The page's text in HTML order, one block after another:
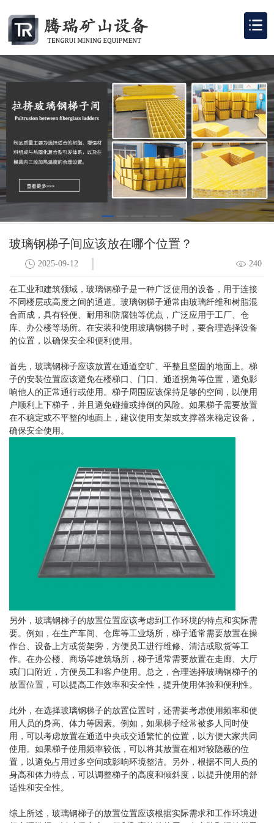
玻璃钢梯子间应该放在哪个位置？
240
2025-09-12
在工业和建筑领域，玻璃钢梯子是一种广泛使用的设备，用于连接
不同楼层或高度之间的通道。玻璃钢梯子通常由玻璃纤维和树脂混
合而成，具有轻便、耐用和防腐蚀等优点，广泛应用于工厂、仓
库、办公楼等场所。在安装和使用玻璃钢梯子时，要合理选择设备
的位置，以确保安全和便利使用。
首先，玻璃钢梯子应该放置在通道空旷、平整且坚固的地面上。梯
子的安装位置应该避免在楼梯口、门口、通道拐角等位置，避免影
响他人的正常通行或使用。梯子周围应该保持足够的空间，以便用
户顺利上下梯子，并且避免碰撞或摔倒的风险。如果梯子需要放置
在不稳定或不平整的地面上，建议使用支架或支撑器来稳定设备，
确保安全使用。
另外，玻璃钢梯子的放置位置应该考虑到工作环境的特点和实际需
要。例如，在生产车间、仓库等工业场所，梯子通常需要放置在操
作台、设备上方或货架旁，方便员工进行维修、清洁或取货等工
作。在办公楼、商场等建筑场所，梯子通常需要放置在走廊、大厅
或门口附近，方便员工和客户使用。总之，合理选择玻璃钢梯子的
放置位置，可以提高工作效率和安全性，提升使用体验和便利性。
此外，在选择玻璃钢梯子的放置位置时，还需要考虑使用频率和使
用人员的身高、体力等因素。例如，如果梯子经常被多人同时使
用，可以考虑放置在通道中央或交通繁忙的位置，以方便大家共同
使用。如果梯子使用频率较低，可以将其放置在相对较隐蔽的位
置，以避免占用过多空间或影响环境整洁。另外，根据不同人员的
身高和体力特点，可以调整梯子的高度和倾斜度，以提升使用的舒
适性和安全性。
综上所述，玻璃钢梯子的放置位置应该根据实际需求和工作环境进